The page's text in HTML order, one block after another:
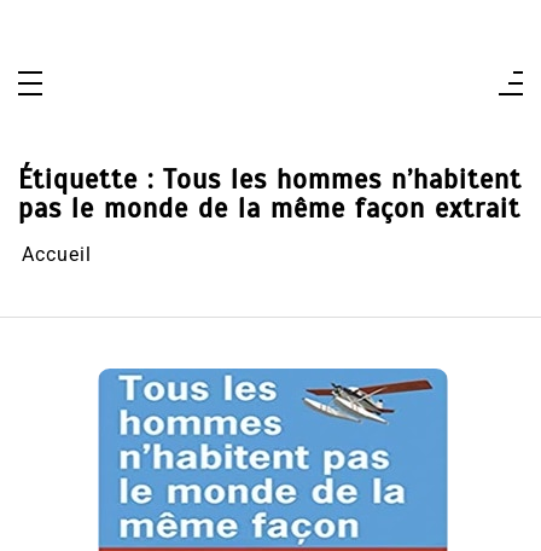
Étiquette : Tous les hommes n’habitent
pas le monde de la même façon extrait
Accueil